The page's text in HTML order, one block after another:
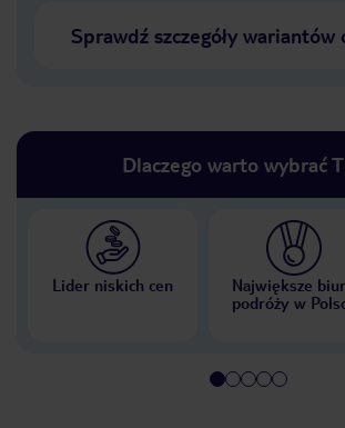
Sprawdź szczegóły wariantów
Dlaczego warto wybrać
Lider niskich cen
Największe
podróży w